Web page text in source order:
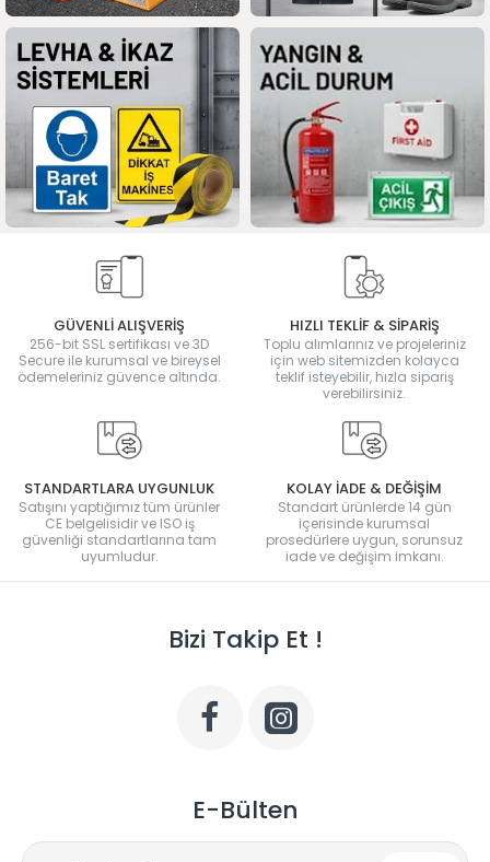
GÜVENLİ ALIŞVERİŞ
256-bit SSL sertifikası ve 3D
Secure ile kurumsal ve bireysel
ödemeleriniz güvence altında.
HIZLI TEKLİF & SİPARİŞ
Toplu alımlarınız ve projeleriniz
için web sitemizden kolayca
teklif isteyebilir, hızla sipariş
verebilirsiniz.
STANDARTLARA UYGUNLUK
Satışını yaptığımız tüm ürünler
CE belgelisidir ve ISO iş
güvenliği standartlarına tam
uyumludur.
KOLAY İADE & DEĞİŞİM
Standart ürünlerde 14 gün
içerisinde kurumsal
prosedürlere uygun, sorunsuz
iade ve değişim imkanı.
Bizi Takip Et !
E-Bülten